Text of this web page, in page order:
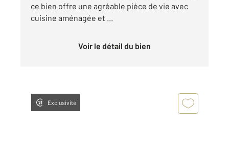
ce bien offre une agréable pièce de vie avec
cuisine aménagée et ...
Voir le détail du bien
Exclusivité